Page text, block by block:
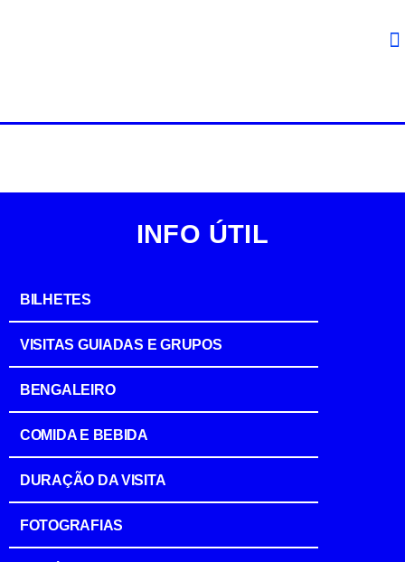
INFO ÚTIL
BILHETES
VISITAS GUIADAS E GRUPOS
BENGALEIRO
COMIDA E BEBIDA
DURAÇÃO DA VISITA
FOTOGRAFIAS